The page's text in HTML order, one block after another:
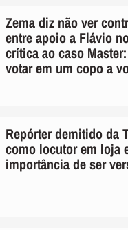
Zema diz não ver
entre apoio a Flávio
crítica ao caso
votar em um copo a
Repórter demitido da
como locutor em loja
importância de ser